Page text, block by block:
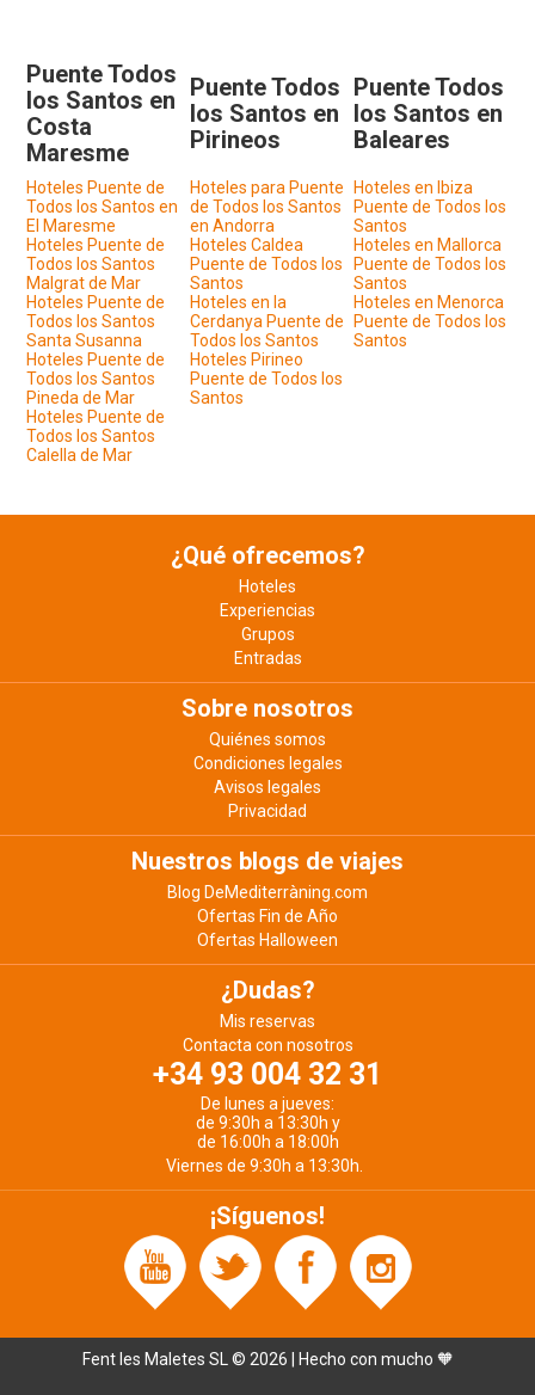
Puente Todos
los Santos en
Costa
Maresme
Puente Todos
los Santos en
Pirineos
Puente Todos
los Santos en
Baleares
Hoteles Puente de
Todos los Santos en
El Maresme
Hoteles para Puente
de Todos los Santos
en Andorra
Hoteles en Ibiza
Puente de Todos los
Santos
Hoteles Puente de
Todos los Santos
Malgrat de Mar
Hoteles Caldea
Puente de Todos los
Santos
Hoteles en Mallorca
Puente de Todos los
Santos
Hoteles Puente de
Todos los Santos
Santa Susanna
Hoteles en la
Cerdanya Puente de
Todos los Santos
Hoteles en Menorca
Puente de Todos los
Santos
Hoteles Puente de
Todos los Santos
Pineda de Mar
Hoteles Pirineo
Puente de Todos los
Santos
Hoteles Puente de
Todos los Santos
Calella de Mar
¿Qué ofrecemos?
Hoteles
Experiencias
Grupos
Entradas
Sobre nosotros
Quiénes somos
Condiciones legales
Avisos legales
Privacidad
Nuestros blogs de viajes
Blog DeMediterràning.com
Ofertas Fin de Año
Ofertas Halloween
¿Dudas?
Mis reservas
Contacta con nosotros
+34 93 004 32 31
De lunes a jueves:
de 9:30h a 13:30h y
de 16:00h a 18:00h
Viernes de 9:30h a 13:30h.
¡Síguenos!
Fent les Maletes SL © 2026 | Hecho con mucho 🧡